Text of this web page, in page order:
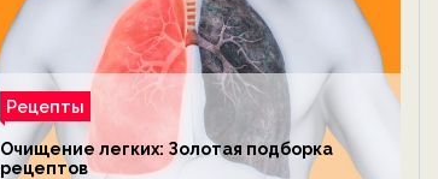
Рецепты
Очищение легких: Золотая подборка
рецептов